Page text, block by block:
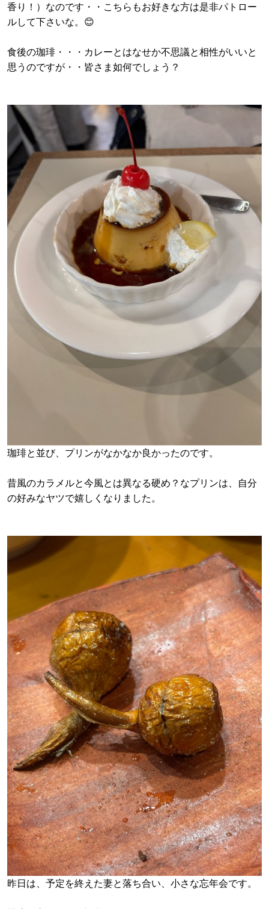
香り！）なのです・・こちらもお好きな方は是非パトロー
ルして下さいな。😊
食後の珈琲・・・カレーとはなせか不思議と相性がいいと
思うのですが・・皆さま如何でしょう？
珈琲と並び、プリンがなかなか良かったのです。
昔風のカラメルと今風とは異なる硬め？なプリンは、自分
の好みなヤツで嬉しくなりました。
昨日は、予定を終えた妻と落ち合い、小さな忘年会です。